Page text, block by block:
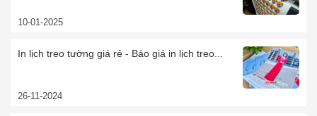
10-01-2025
In lịch treo tường giá rẻ - Báo giá in lịch treo...
26-11-2024